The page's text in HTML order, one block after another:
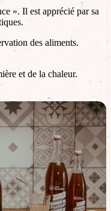
». Il est apprécié par sa
des aliments.
et de la chaleur.